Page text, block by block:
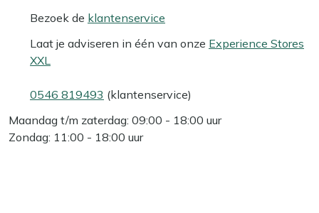
Bezoek de klantenservice
Laat je adviseren in één van onze Experience Stores
XXL
0546 819493 (klantenservice)
Maandag t/m zaterdag: 09:00 - 18:00 uur
Zondag: 11:00 - 18:00 uur